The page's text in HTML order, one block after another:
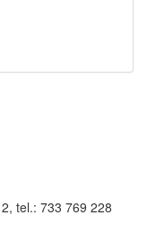
tel.: 733 769 228